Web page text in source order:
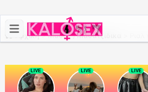
Αρχική >Μασάζ / Μασατζίδικα